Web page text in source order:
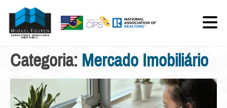
Categoria: Mercado Imobiliário